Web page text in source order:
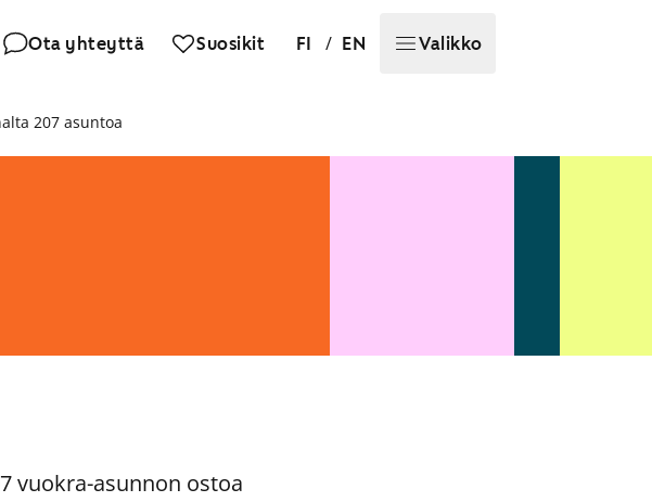
Ota yhteyttä Suosikit FI / EN Valikko
207 asuntoa
vuokra-asunnon ostoa